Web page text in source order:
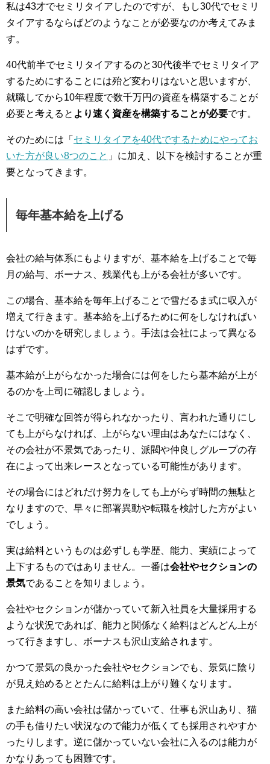
私は43才でセミリタイアしたのですが、もし30代でセミリ
タイアするならばどのようなことが必要なのか考えてみま
す。
40代前半でセミリタイアするのと30代後半でセミリタイア
するためにすることには殆ど変わりはないと思いますが、
就職してから10年程度で数千万円の資産を構築することが
必要と考えると より速く資産を構築することが必要です。
そのためには「 セミリタイアを40代でするためにやってお
いた方が良い8つのこと 」に加え、以下を検討することが重
要となってきます。
毎年基本給を上げる
会社の給与体系にもよりますが、基本給を上げることで毎
月の給与、ボーナス、残業代も上がる会社が多いです。
この場合、基本給を毎年上げることで雪だるま式に収入が
増えて行きます。基本給を上げるために何をしなければい
けないのかを研究しましょう。手法は会社によって異なる
はずです。
基本給が上がらなかった場合には何をしたら基本給が上が
るのかを上司に確認しましょう。
そこで明確な回答が得られなかったり、言われた通りにし
ても上がらなければ、上がらない理由はあなたにはなく、
その会社が不景気であったり、派閥や仲良しグループの存
在によって出来レースとなっている可能性があります。
その場合にはどれだけ努力をしても上がらず時間の無駄と
なりますので、早々に部署異動や転職を検討した方がよい
でしょう。
実は給料というものは必ずしも学歴、能力、実績によって
上下するものではありません。一番は会社やセクションの
景気であることを知りましょう。
会社やセクションが儲かっていて新入社員を大量採用する
ような状況であれば、能力と関係なく給料はどんどん上が
って行きますし、ボーナスも沢山支給されます。
かつて景気の良かった会社やセクションでも、景気に陰り
が見え始めるととたんに給料は上がり難くなります。
また給料の高い会社は儲かっていて、仕事も沢山あり、猫
の手も借りたい状況なので能力が低くても採用されやすか
ったりします。逆に儲かっていない会社に入るのは能力が
かなりあっても困難です。